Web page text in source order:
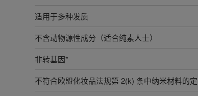
适用于多种发质
不含动物源性成分（适合纯素人士）
非转基因*
不符合欧盟化妆品法规第 2(k) 条中纳米材料的